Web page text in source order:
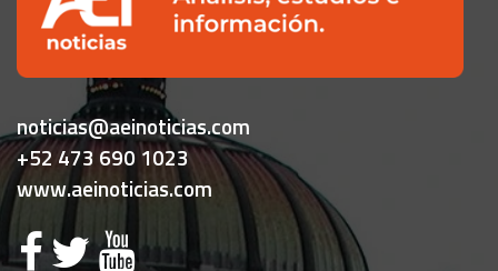
noticias@aeinoticias.com
+52 473 690 1023
www.aeinoticias.com